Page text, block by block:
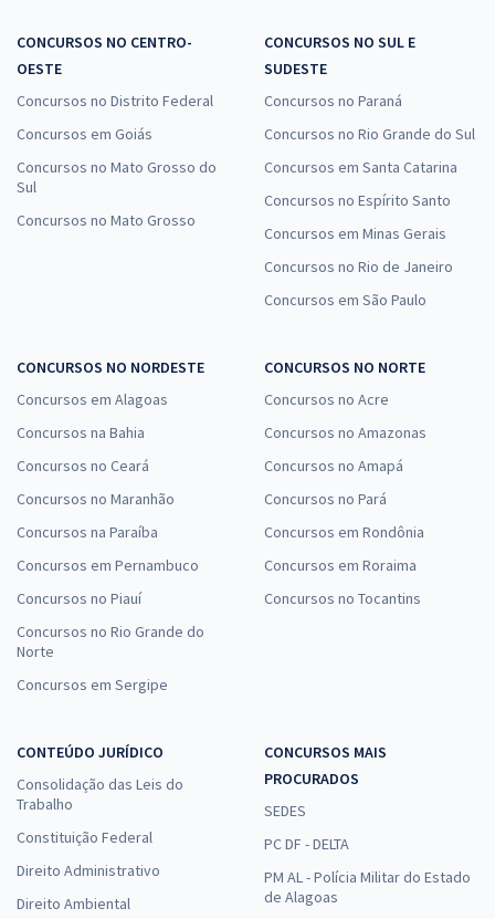
CONCURSOS NO CENTRO-
OESTE
Concursos no Distrito Federal
Concursos em Goiás
Concursos no Mato Grosso do
Sul
Concursos no Mato Grosso
CONCURSOS NO SUL E
SUDESTE
Concursos no Paraná
Concursos no Rio Grande do Sul
Concursos em Santa Catarina
Concursos no Espírito Santo
Concursos em Minas Gerais
Concursos no Rio de Janeiro
Concursos em São Paulo
CONCURSOS NO NORDESTE
Concursos em Alagoas
Concursos na Bahia
Concursos no Ceará
Concursos no Maranhão
Concursos na Paraíba
Concursos em Pernambuco
Concursos no Piauí
Concursos no Rio Grande do
Norte
Concursos em Sergipe
CONCURSOS NO NORTE
Concursos no Acre
Concursos no Amazonas
Concursos no Amapá
Concursos no Pará
Concursos em Rondônia
Concursos em Roraima
Concursos no Tocantins
CONTEÚDO JURÍDICO
Consolidação das Leis do
Trabalho
Constituição Federal
Direito Administrativo
Direito Ambiental
CONCURSOS MAIS
PROCURADOS
SEDES
PC DF - DELTA
PM AL - Polícia Militar do Estado
de Alagoas